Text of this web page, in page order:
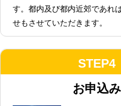
す。都内及び都内近郊であれ
せもさせていただきます。
STEP4
お申込み